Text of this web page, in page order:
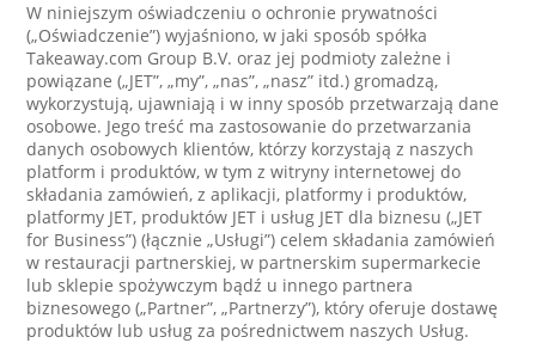
W niniejszym oświadczeniu o ochronie prywatności
(„Oświadczenie”) wyjaśniono, w jaki sposób spółka
Takeaway.com Group B.V. oraz jej podmioty zależne i
powiązane („JET”, „my”, „nas”, „nasz” itd.) gromadzą,
wykorzystują, ujawniają i w inny sposób przetwarzają dane
osobowe. Jego treść ma zastosowanie do przetwarzania
danych osobowych klientów, którzy korzystają z naszych
platform i produktów, w tym z witryny internetowej do
składania zamówień, z aplikacji, platformy i produktów,
platformy JET, produktów JET i usług JET dla biznesu („JET
for Business”) (łącznie „Usługi”) celem składania zamówień
w restauracji partnerskiej, w partnerskim supermarkecie
lub sklepie spożywczym bądź u innego partnera
biznesowego („Partner”, „Partnerzy”), który oferuje dostawę
produktów lub usług za pośrednictwem naszych Usług.